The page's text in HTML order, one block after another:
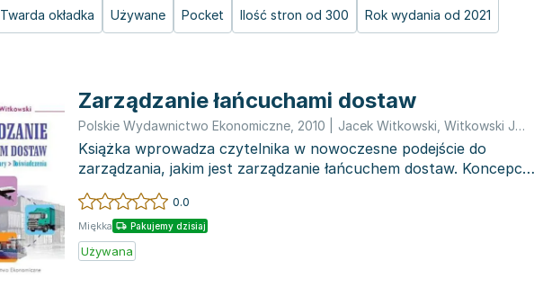
Twarda okładka Używane Pocket Ilość stron od 300 Rok wydania od 2021
Zarządzanie łańcuchami dostaw
Polskie Wydawnictwo Ekonomiczne 2010 Jacek Witkowski Witkowski Jarosław
Książka wprowadza czytelnika w nowoczesne podejście do
zarządzania, jakim jest zarządzanie łańcuchem dostaw. Koncepcja
ta skupia s...
0.0
Miękka Pakujemy dzisiaj
Używana